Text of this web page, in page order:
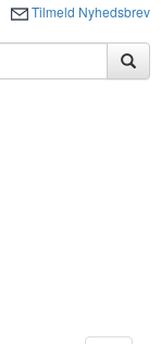
Tilmeld Nyhedsbrev